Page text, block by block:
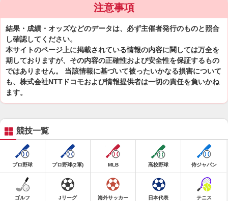
注意事項
結果・成績・オッズなどのデータは、必ず主催者発行のものと照合
し確認してください。
本サイトのページ上に掲載されている情報の内容に関しては万全を
期しておりますが、その内容の正確性および安全性を保証するもの
ではありません。 当該情報に基づいて被ったいかなる損害について
も、株式会社NTTドコモおよび情報提供者は一切の責任を負いかね
ます。
競技一覧
プロ野球 プロ野球(2軍) MLB 高校野球 侍ジャパン
ゴルフ Jリーグ 海外サッカー 日本代表 テニス